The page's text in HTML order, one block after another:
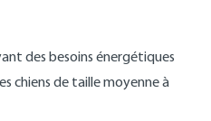
des besoins énergétiques
chiens de taille moyenne à